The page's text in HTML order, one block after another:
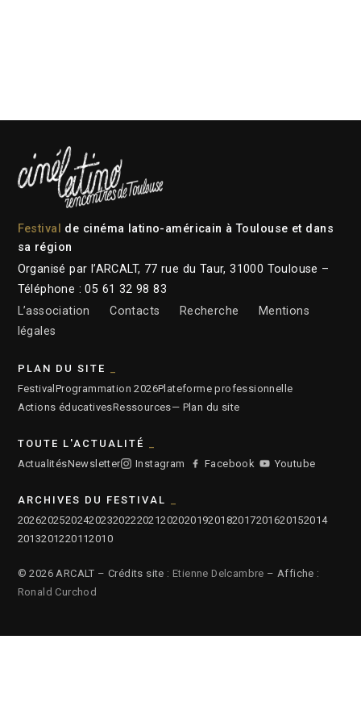
Festival
de cinéma latino-américain à Toulouse et dans
sa région
Organisé par l’ARCALT, 77 rue du Taur, 31000 Toulouse –
Téléphone : 05 61 32 98 83
L’association
Contacts Recherche
Mentions
légales
PLAN DU SITE
Festival Programmation 2026Plateforme professionnelle
Actions éducativesRessources— Plan du site
TOUTE L'ACTUALITÉ
ActualitésNewsletter Instagram Facebook Youtube
ARCHIVES DU FESTIVAL
2026202520242023202220212020201920182017201620152014
2013201220112010
© 2026 ARCALT – Crédits site : Etienne Delcambre – Affiche :
Ronald Curchod